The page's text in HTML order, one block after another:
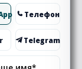
Телефон
Telegram